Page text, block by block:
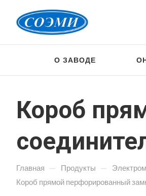
О ЗАВОДЕ
Короб
Главная — Продукты —
Короб прямой перфорированный